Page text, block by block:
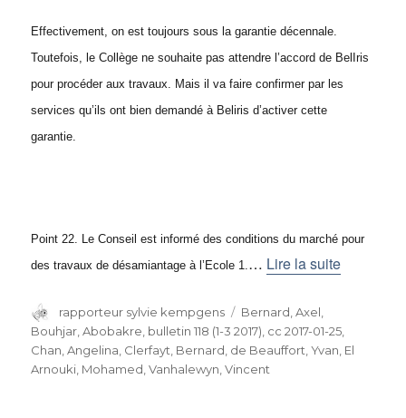
Effectivement, on est toujours sous la garantie décennale.
Toutefois, le Collège ne souhaite pas attendre l’accord de BelIris
pour procéder aux travaux. Mais il va faire confirmer par les
services qu’ils ont bien demandé à Beliris d’activer cette
garantie.
Point 22. Le Conseil est informé des conditions du marché pour
des travaux de désamiantage à l’Ecole 1. … Lire la suite
Auteur
rapporteur sylvie kempgens Catégories
Bernard, Axel
Bouhjar, Abobakre bulletin 118 (1-3 2017) cc 2017-01-25
Chan, Angelina Clerfayt, Bernard de Beauffort, Yvan El
Arnouki, Mohamed ,Vanhalewyn, Vincent